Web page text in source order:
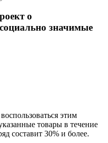
о
значимые
этим
товары в течение
составит 30% и более.